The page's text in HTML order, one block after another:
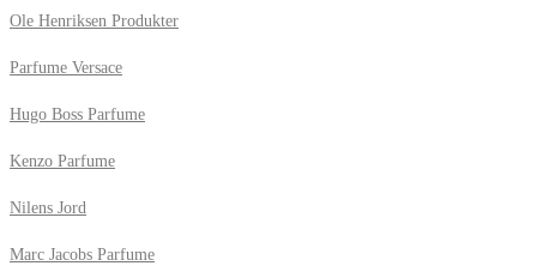
Ole Henriksen Produkter
Parfume Versace
Hugo Boss Parfume
Kenzo Parfume
Nilens Jord
Marc Jacobs Parfume